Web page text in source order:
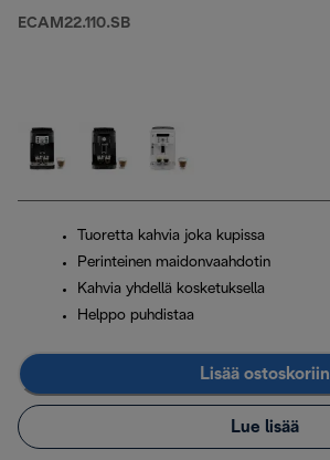
ECAM22.110.SB
Tuoretta kahvia joka kupissa
Perinteinen maidonvaahdotin
Kahvia yhdellä kosketuksella
Helppo puhdistaa
Lisää ostoskoriin
Lue lisää